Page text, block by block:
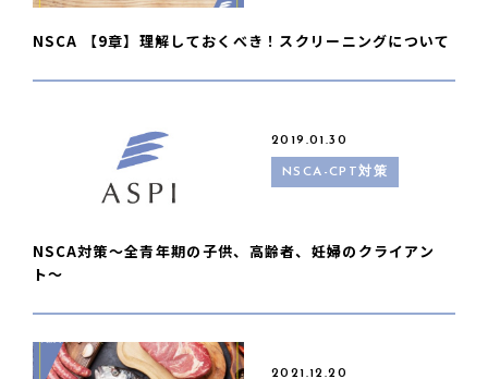
NSCA 【9章】理解しておくべき！スクリーニングについて
2019.01.30
NSCA-CPT対策
NSCA対策〜全青年期の子供、高齢者、妊婦のクライアン
ト〜
2021.12.20